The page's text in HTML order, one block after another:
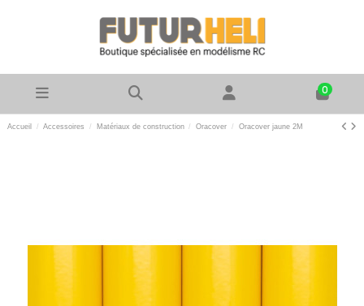
0
Accueil Accessoires Matériaux de construction Oracover Oracover jaune 2M